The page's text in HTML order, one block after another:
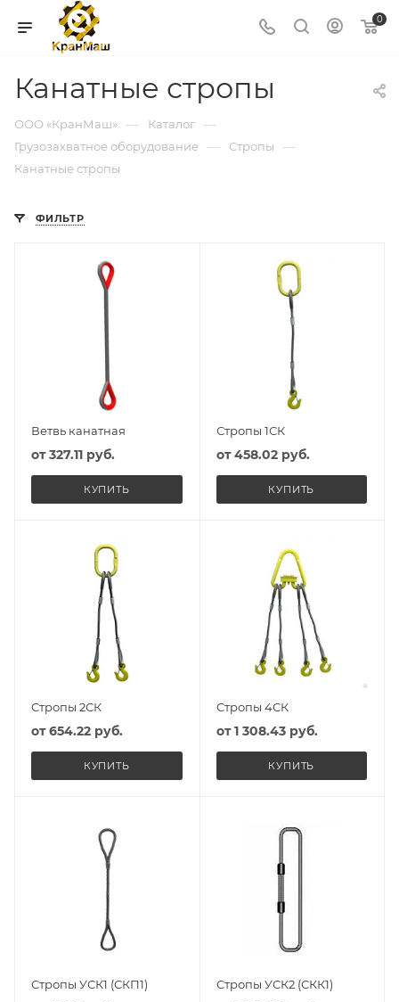
0
Канатные стропы
ООО «КранМаш» — Каталог —
Грузозахватное оборудование — Стропы —
Канатные стропы
ФИЛЬТР
Ветвь канатная
от327.11 руб.
КУПИТЬ
Стропы 1СК
от458.02 руб.
КУПИТЬ
Стропы 2СК
от654.22 руб.
КУПИТЬ
Стропы 4СК
от1 308.43 руб.
КУПИТЬ
Стропы УСК1 (СКП1) Стропы УСК2 (СКК1)